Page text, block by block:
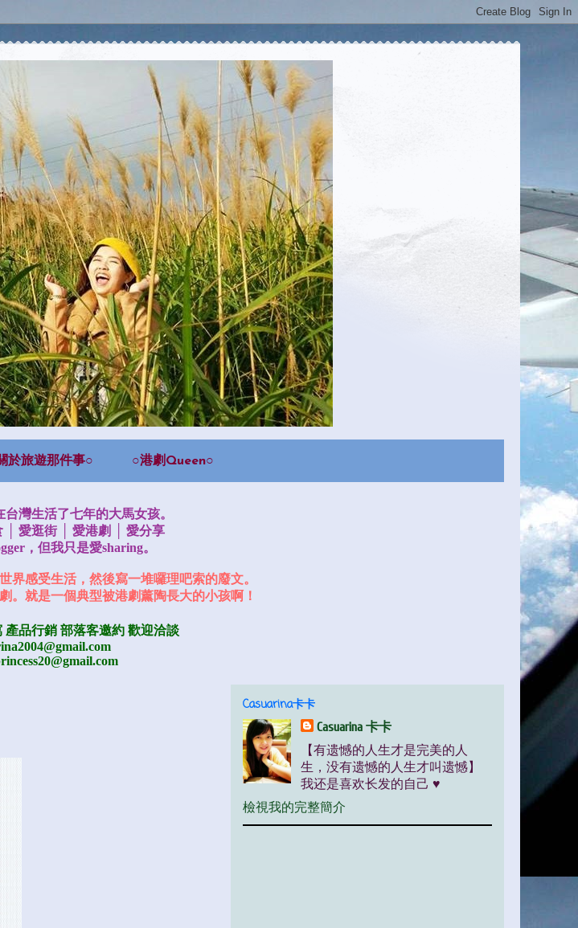
於旅遊那件事○ ○港劇Queen○
灣生活了七年的大馬女孩。
│ 愛逛街 │ 愛港劇 │ 愛分享
，但我只是愛sharing。
界感受生活，然後寫一堆囉理吧索的廢文。
。就是一個典型被港劇薰陶長大的小孩啊！
產品行銷 部落客邀約 歡迎洽談
Casuarina卡卡
Casuarina 卡卡
【有遗憾的人生才是完美的人
生，没有遗憾的人生才叫遗憾】
我还是喜欢长发的自己 ♥
檢視我的完整簡介